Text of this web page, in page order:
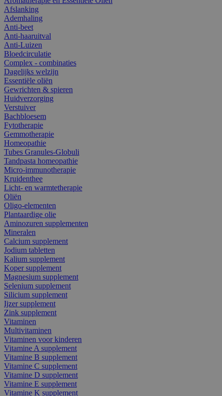
Afslanking
Ademhaling
Anti-beet
Anti-haaruitval
Anti-Luizen
Bloedcirculatie
Complex - combinaties
Dagelijks welzijn
Essentiële oliën
Gewrichten & spieren
Huidverzorging
Verstuiver
Bachbloesem
Fytotherapie
Gemmotherapie
Homeopathie
Tubes Granules-Globuli
Tandpasta homeopathie
Micro-immunotherapie
Kruidenthee
Licht- en warmtetherapie
Oliën
Oligo-elementen
Plantaardige olie
Aminozuren supplementen
Mineralen
Calcium supplement
Jodium tabletten
Kalium supplement
Koper supplement
Magnesium supplement
Selenium supplement
Silicium supplement
Ijzer supplement
Zink supplement
Vitaminen
Multivitaminen
Vitaminen voor kinderen
Vitamine A supplement
Vitamine B supplement
Vitamine C supplement
Vitamine D supplement
Vitamine E supplement
Vitamine K supplement